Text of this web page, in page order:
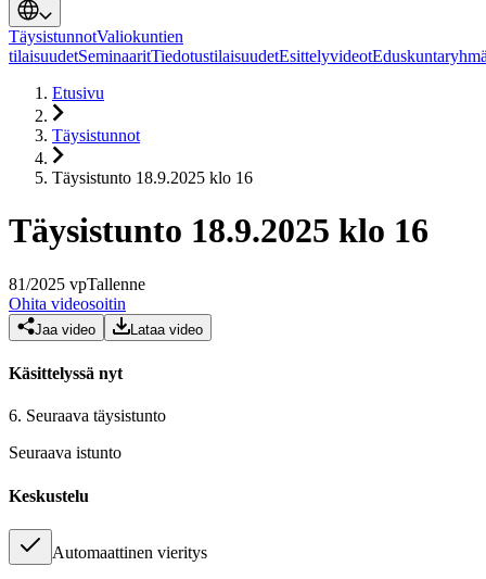
TäysistunnotValiokuntien
tilaisuudetSeminaaritTiedotustilaisuudetEsittelyvideot
Etusivu
Täysistunnot
Täysistunto 18.9.2025 klo 16
Täysistunto 18.9.2025 klo 16
81/2025 vpTallenne
Ohita videosoitin
Jaa video Lataa video
Käsittelyssä nyt
6. Seuraava täysistunto
Seuraava istunto
Keskustelu
Automaattinen vieritys